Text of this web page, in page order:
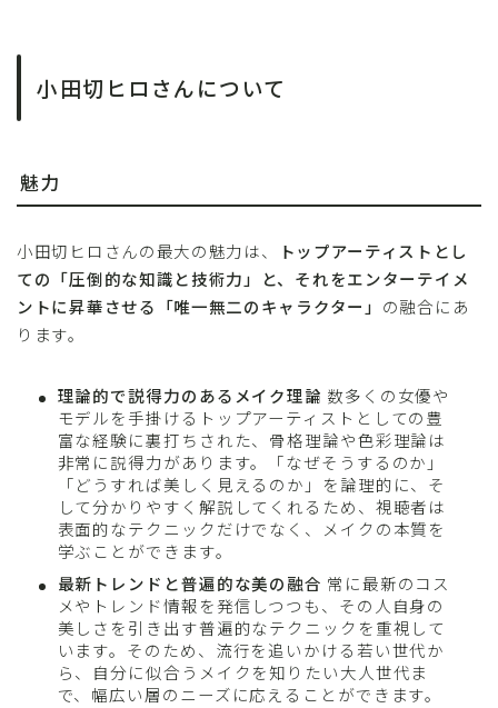
小田切ヒロさんについて
魅力
小田切ヒロさんの最大の魅力は、
トップアーティストとし
ての「圧倒的な知識と技術力」と、それをエンターテイメ
ントに昇華させる「唯一無二のキャラクター」 の融合にあ
ります。
理論的で説得力のあるメイク理論 数多くの女優や
モデルを手掛けるトップアーティストとしての豊
富な経験に裏打ちされた、骨格理論や色彩理論は
非常に説得力があります。「なぜそうするのか」
「どうすれば美しく見えるのか」を論理的に、そ
して分かりやすく解説してくれるため、視聴者は
表面的なテクニックだけでなく、メイクの本質を
学ぶことができます。
最新トレンドと普遍的な美の融合 常に最新のコス
メやトレンド情報を発信しつつも、その人自身の
美しさを引き出す普遍的なテクニックを重視して
います。そのため、流行を追いかける若い世代か
ら、自分に似合うメイクを知りたい大人世代ま
で、幅広い層のニーズに応えることができます。